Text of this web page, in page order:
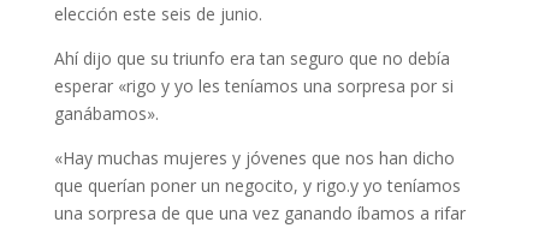
elección este seis de junio.
Ahí dijo que su triunfo era tan seguro que no debía
esperar «rigo y yo les teníamos una sorpresa por si
ganábamos».
«Hay muchas mujeres y jóvenes que nos han dicho
que querían poner un negocito, y rigo.y yo teníamos
una sorpresa de que una vez ganando íbamos a rifar